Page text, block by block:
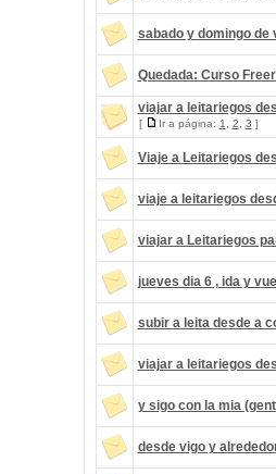
sabado y domingo de
Quedada: Curso
viajar a leitariegos
[ Ir a página: 1 2 3 ]
Viaje a Leitariegos
viaje a leitariegos
viajar a Leitariegos
jueves dia 6 , ida y
subir a leita desde a
viajar a leitariegos
y sigo con la mia
desde vigo y